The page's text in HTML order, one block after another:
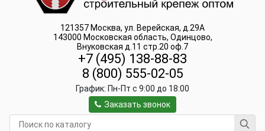
121357 Москва, ул. Верейская, д.29А
143000 Московская область, Одинцово,
Внуковская д.11 стр.20 оф.7
+7 (495) 138-88-83
8 (800) 555-02-05
График: Пн-Пт c 9:00 до 18:00
Заказать звонок